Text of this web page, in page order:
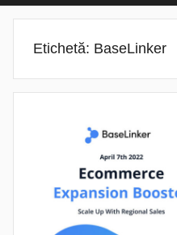
Etichetă: BaseLinker